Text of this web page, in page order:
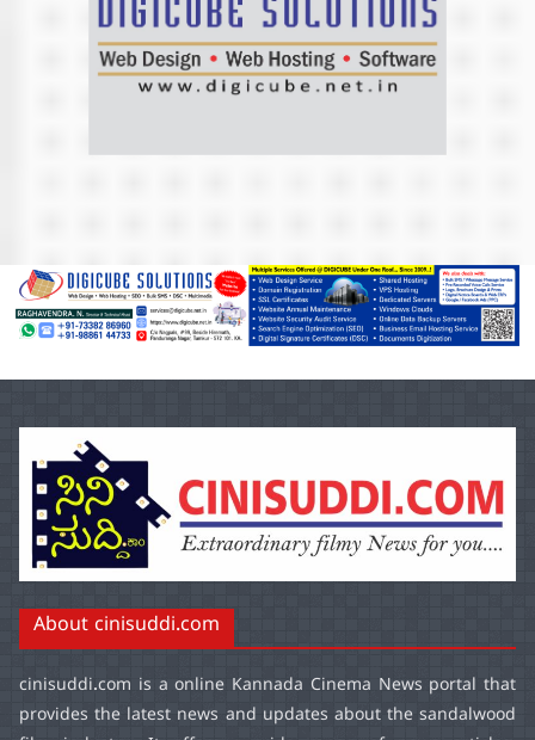
About cinisuddi.com
cinisuddi.com is a online Kannada Cinema News portal that
provides the latest news and updates about the sandalwood